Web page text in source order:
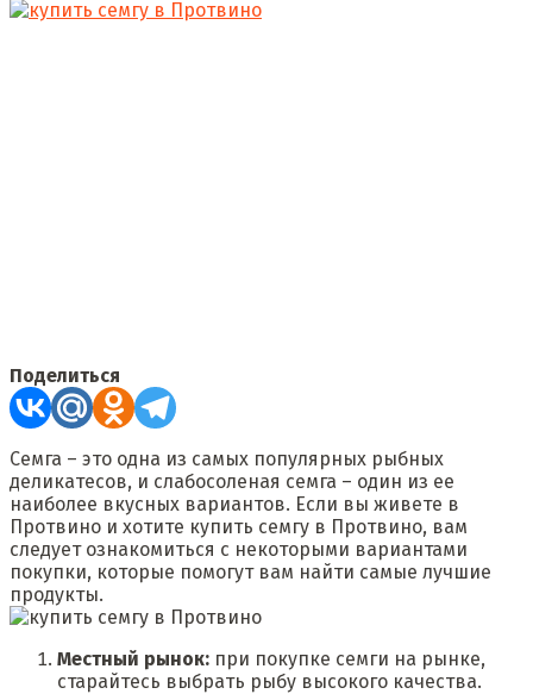
Поделиться
Семга – это одна из самых популярных рыбных
деликатесов, и слабосоленая семга – один из ее
наиболее вкусных вариантов. Если вы живете в
Протвино и хотите купить семгу в Протвино, вам
следует ознакомиться с некоторыми вариантами
покупки, которые помогут вам найти самые лучшие
продукты.
Местный рынок: при покупке семги на рынке,
старайтесь выбрать рыбу высокого качества.